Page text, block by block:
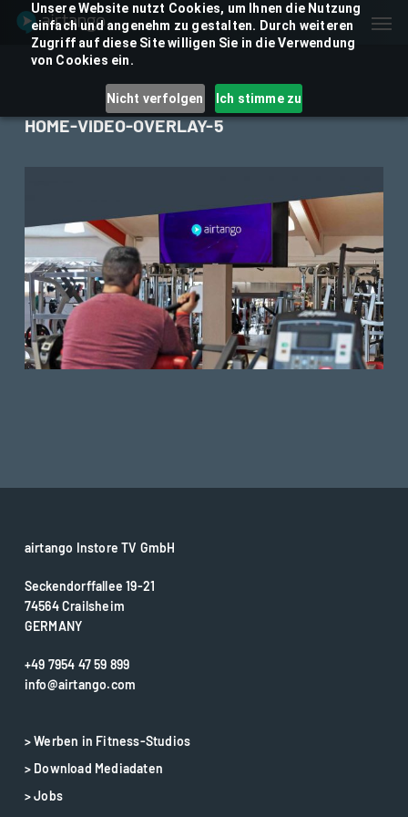
Unsere Website nutzt Cookies, um Ihnen die Nutzung
einfach und angenehm zu gestalten. Durch weiteren
Zugriff auf diese Site willigen Sie in die Verwendung
von Cookies ein.
Nicht verfolgen Ich stimme zu
Skip
content
HOME-VIDEO-OVERLAY-5
airtango Instore TV GmbH
Seckendorffallee 19-21
74564 Crailsheim
GERMANY
+49 7954 47 59 899
info@airtango.com
> Werben in Fitness-Studios
> Download Mediadaten
> Jobs